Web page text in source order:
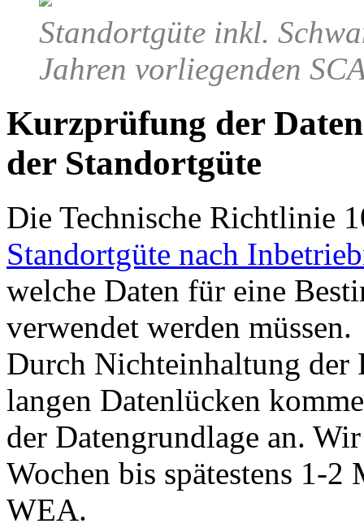
Standortgüte inkl.
Jahren vorliegenden
Kurzprüfung der
der Standortgüte
Die Technische Richtlinie
Standortgüte nach
welche Daten für eine
verwendet werden müssen.
Durch Nichteinhaltung der
langen Datenlücken
der Datengrundlage an.
Wochen bis spätestens 1-2
WEA.